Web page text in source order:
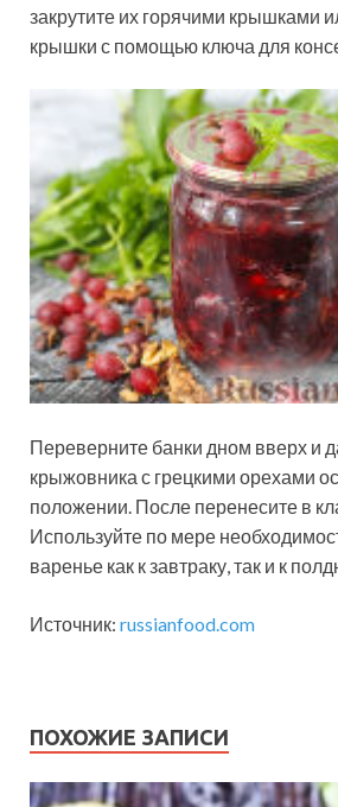
закрутите их горячими крышками
крышки с помощью ключа для
Переверните банки дном вверх и
крыжовника с грецкими орехами
положении. После перенесите в
Используйте по мере
варенье как к завтраку, так и к
Источник: russianfood.com
ПОХОЖИЕ ЗАПИСИ